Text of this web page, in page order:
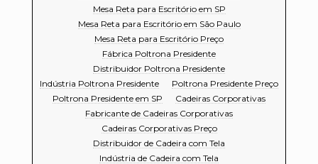
Mesa Reta para Escritório em SP
Mesa Reta para Escritório em São Paulo
Mesa Reta para Escritório Preço
Fábrica Poltrona Presidente
Distribuidor Poltrona Presidente
Indústria Poltrona Presidente
Poltrona Presidente Preço
Poltrona Presidente em SP
Cadeiras Corporativas
Fabricante de Cadeiras Corporativas
Cadeiras Corporativas Preço
Distribuidor de Cadeira com Tela
Indústria de Cadeira com Tela